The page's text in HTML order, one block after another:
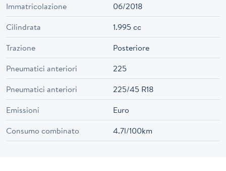
Immatricolazione
06/2018
Cilindrata
1.995 cc
Trazione
Posteriore
Pneumatici anteriori
225
Pneumatici anteriori
225/45 R18
Emissioni
Euro
Consumo combinato
4.7l/100km